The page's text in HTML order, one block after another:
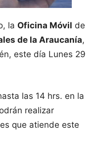
la Oficina Móvil de
de la Araucanía,
este día Lunes 29
las 14 hrs. en la
realizar
que atiende este